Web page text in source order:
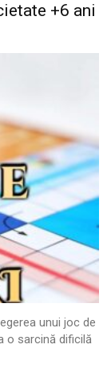
+6 ani
unui joc de
o sarcină dificilă